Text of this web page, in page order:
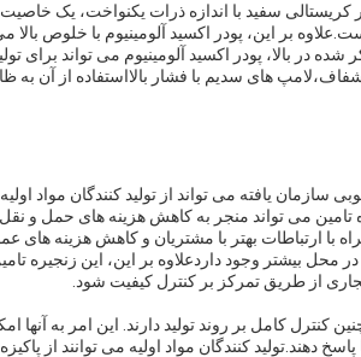
کریستالی سفید با اندازه ذرات یکنواخت، یک
بر این، پودر اکسید آلومینیوم با خلوص بالا
شده در بالا، پودر اکسید آلومینیوم می تواند
های سدیم با فشار بالااستفاده از آن به
سازمان یافته می تواند از تولید کنندگان مواد
تامین می تواند منجر به کاهش هزینه های حمل و
با ارتباطات بهتر با مشتریان و کاهش هزینه
در محل بیشتر وجود داردعلاوه بر این، این زنجیره
از طریق تمرکز بر کنترل کیفیت شود.
کنترل کامل بر روند تولید دارند. این امر به
دهند.تولید کنندگان مواد اولیه می توانند از